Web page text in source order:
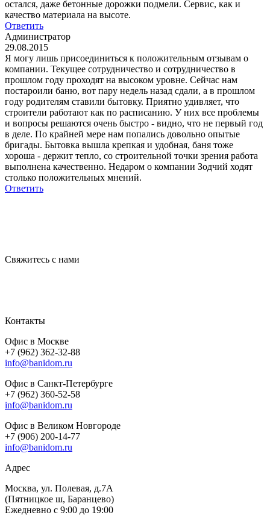
остался, даже бетонные дорожки подмели. Сервис, как и
качество материала на высоте.
Ответить
Администратор
29.08.2015
Я могу лишь присоединиться к положительным отзывам о
компании. Текущее сотрудничество и сотрудничество в
прошлом году проходят на высоком уровне. Сейчас нам
постароили баню, вот пару недель назад сдали, а в прошлом
году родителям ставили бытовку. Приятно удивляет, что
строители работают как по расписанию. У них все проблемы
и вопросы решаются очень быстро - видно, что не первый год
в деле. По крайней мере нам попались довольно опытые
бригады. Бытовка вышла крепкая и удобная, баня тоже
хороша - держит тепло, со строительной точки зрения работа
выполнена качественно. Недаром о компании Зодчий ходят
столько положительных мнений.
Ответить
Свяжитесь с нами
Контакты
Офис в Москве
+7 (962) 362-32-88
info@banidom.ru
Офис в Санкт-Петербурге
+7 (962) 360-52-58
info@banidom.ru
Офис в Великом Новгороде
+7 (906) 200-14-77
info@banidom.ru
Адрес
Москва, ул. Полевая, д.7А
(Пятницкое ш, Баранцево)
Ежедневно с 9:00 до 19:00